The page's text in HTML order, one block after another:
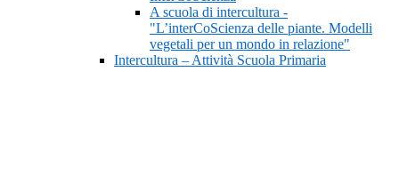
A scuola di intercultura -
"L’interCoScienza delle piante. Modelli
vegetali per un mondo in relazione"
Intercultura – Attività Scuola Primaria